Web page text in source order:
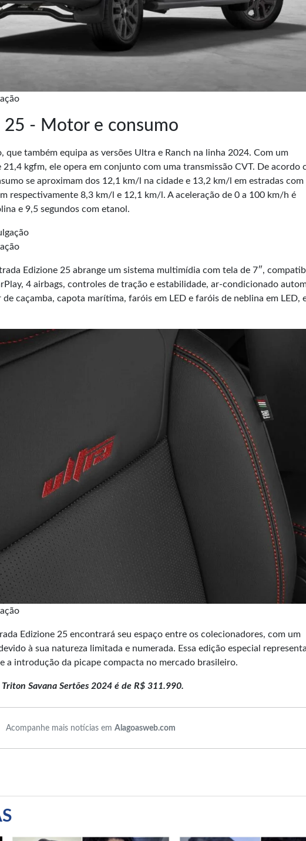
25 - Motor e consumo
também equipa as versões Ultra e Ranch na linha 2024. Com um
kgfm, ele opera em conjunto com uma transmissão CVT. De acordo
se aproximam dos 12,1 km/l na cidade e 13,2 km/l em estradas com
respectivamente 8,3 km/l e 12,1 km/l. A aceleração de 0 a 100 km/h é
e 9,5 segundos com etanol.
Edizione 25 abrange um sistema multimídia com tela de 7″,
4 airbags, controles de tração e estabilidade, ar-condicionado
caçamba, capota marítima, faróis em LED e faróis de neblina em LED,
Edizione 25 encontrará seu espaço entre os colecionadores, com um
à sua natureza limitada e numerada. Essa edição especial
a introdução da picape compacta no mercado brasileiro.
Savana Sertões 2024 é de R$ 311.990.
Acompanhe mais notícias em Alagoasweb.com